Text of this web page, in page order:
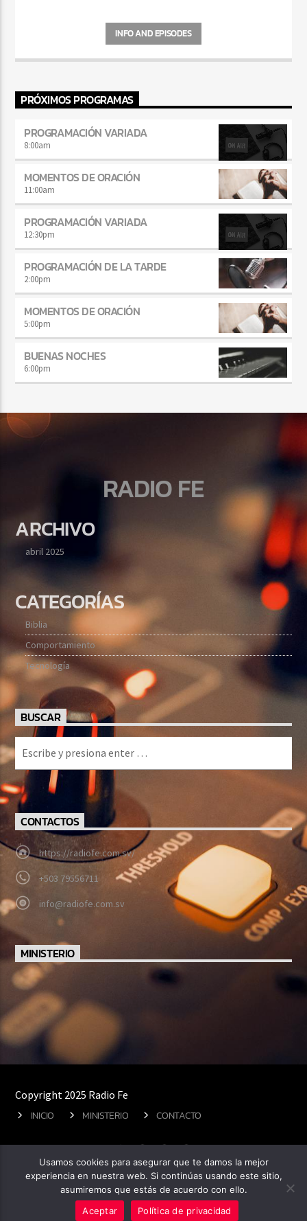
INFO AND EPISODES
PRÓXIMOS PROGRAMAS
PROGRAMACIÓN VARIADA
8:00am
MOMENTOS DE ORACIÓN
11:00am
PROGRAMACIÓN VARIADA
12:30pm
PROGRAMACIÓN DE LA TARDE
2:00pm
MOMENTOS DE ORACIÓN
5:00pm
BUENAS NOCHES
6:00pm
RADIO FE
ARCHIVO
abril 2025
CATEGORÍAS
Biblia
Comportamiento
Tecnología
BUSCAR
CONTACTOS
https://radiofe.com.sv/
+503 79556711
info@radiofe.com.sv
MINISTERIO
Copyright 2025 Radio Fe
INICIO MINISTERIO CONTACTO
Usamos cookies para asegurar que te damos la mejor
experiencia en nuestra web. Si continúas usando este sitio,
asumiremos que estás de acuerdo con ello.
Aceptar
Política de privacidad